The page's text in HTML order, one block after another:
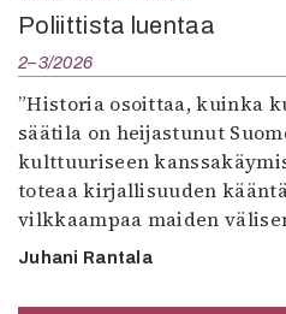
Poliittista luentaa
2–3/2026
”Historia osoittaa, kuinka
säätila on heijastunut
kulttuuriseen
toteaa kirjallisuuden
vilkkaampaa maiden
Juhani Rantala